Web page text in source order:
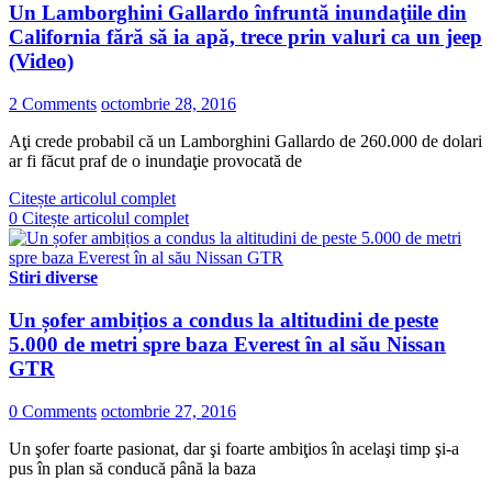
Un Lamborghini Gallardo înfruntă inundaţiile din
California fără să ia apă, trece prin valuri ca un jeep
(Video)
2 Comments octombrie 28, 2016
Aţi crede probabil că un Lamborghini Gallardo de 260.000 de dolari
ar fi făcut praf de o inundaţie provocată de
Citește articolul complet
0 Citește articolul complet
Stiri diverse
Un șofer ambițios a condus la altitudini de peste
5.000 de metri spre baza Everest în al său Nissan
GTR
0 Comments octombrie 27, 2016
Un şofer foarte pasionat, dar şi foarte ambiţios în acelaşi timp şi-a
pus în plan să conducă până la baza